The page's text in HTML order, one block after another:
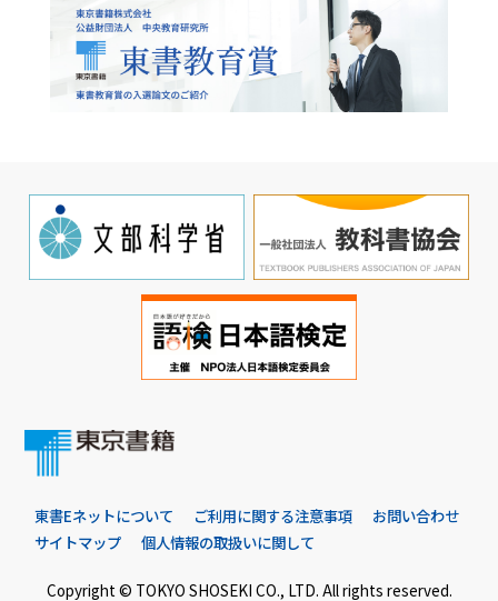
東書Eネットについて ご利用に関する注意事項
お問い合わせ
サイトマップ
個人情報の取扱いに関して
Copyright © TOKYO SHOSEKI CO., LTD. All rights reserved.